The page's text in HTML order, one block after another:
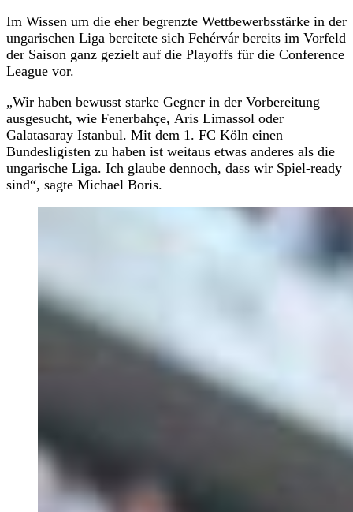
Im Wissen um die eher begrenzte Wettbewerbsstärke in der
ungarischen Liga bereitete sich Fehérvár bereits im Vorfeld
der Saison ganz gezielt auf die Playoffs für die Conference
League vor.
„Wir haben bewusst starke Gegner in der Vorbereitung
ausgesucht, wie Fenerbahçe, Aris Limassol oder
Galatasaray Istanbul. Mit dem 1. FC Köln einen
Bundesligisten zu haben ist weitaus etwas anderes als die
ungarische Liga. Ich glaube dennoch, dass wir Spiel-ready
sind“, sagte Michael Boris.